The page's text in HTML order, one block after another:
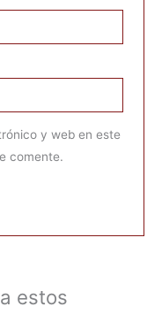
y web en este
comente.
estos